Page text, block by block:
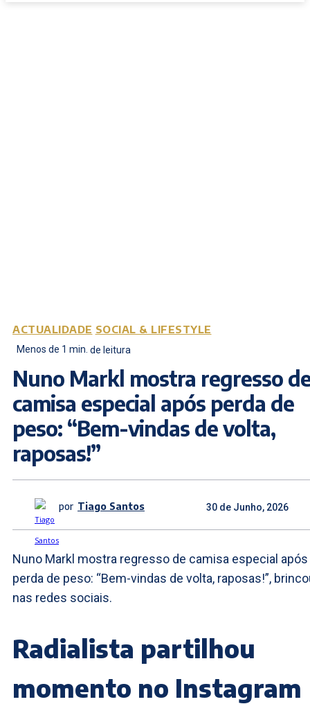
ACTUALIDADE SOCIAL & LIFESTYLE
Menos de 1 min. de leitura
Nuno Markl mostra regresso
camisa especial após perda de
peso: “Bem-vindas de volta,
raposas!”
por Tiago Santos 30 de Junho, 2026
Nuno Markl mostra regresso de camisa especial após
perda de peso: “Bem-vindas de volta, raposas!”,
nas redes sociais.
Radialista partilhou
momento no Instagram